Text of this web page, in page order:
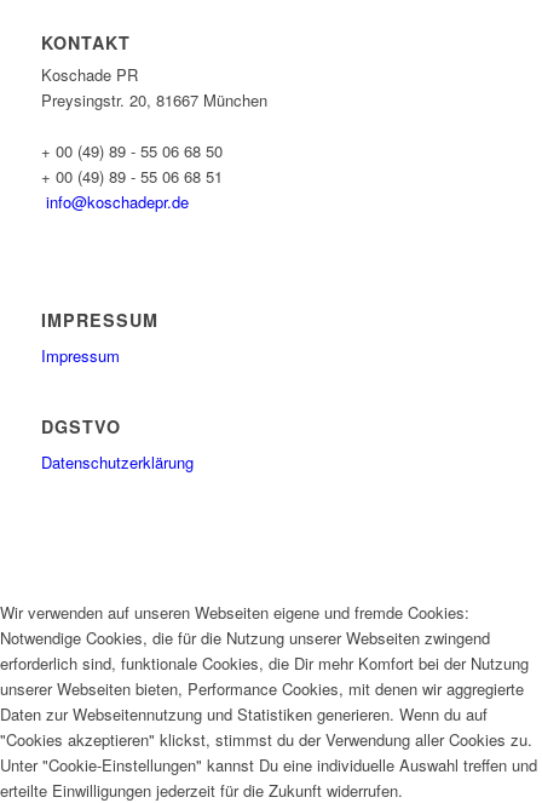
KONTAKT
Koschade PR
Preysingstr. 20, 81667 München
+ 00 (49) 89 - 55 06 68 50
+ 00 (49) 89 - 55 06 68 51
info@koschadepr.de
IMPRESSUM
Impressum
DGSTVO
Datenschutzerklärung
Wir verwenden auf unseren Webseiten eigene und fremde Cookies:
Notwendige Cookies, die für die Nutzung unserer Webseiten zwingend
erforderlich sind, funktionale Cookies, die Dir mehr Komfort bei der Nutzung
unserer Webseiten bieten, Performance Cookies, mit denen wir aggregierte
Daten zur Webseitennutzung und Statistiken generieren. Wenn du auf
"Cookies akzeptieren" klickst, stimmst du der Verwendung aller Cookies zu.
Unter "Cookie-Einstellungen" kannst Du eine individuelle Auswahl treffen und
erteilte Einwilligungen jederzeit für die Zukunft widerrufen.